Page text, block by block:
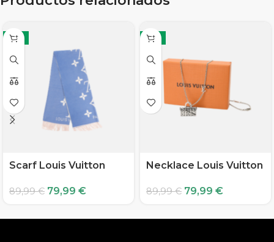
-11%
Scarf Louis Vuitton
89,99€ 79,99 €
-11%
Necklace Louis Vuitton
89,99€ 79,99 €